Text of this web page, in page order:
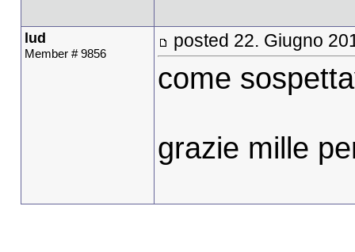
lud
Member # 9856
posted 22. Giugno
come
grazie mille